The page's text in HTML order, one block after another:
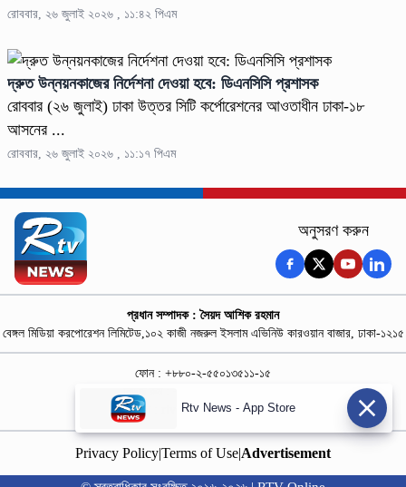
রোববার, ২৬ জুলাই ২০২৬ , ১১:৪২ পিএম
দ্রুত উন্নয়নকাজের নির্দেশনা দেওয়া হবে: ডিএনসিসি প্রশাসক
রোববার (২৬ জুলাই) ঢাকা উত্তর সিটি কর্পোরেশনের আওতাধীন ঢাকা-১৮
আসনের ...
রোববার, ২৬ জুলাই ২০২৬ , ১১:১৭ পিএম
অনুসরণ করুন
প্রধান সম্পাদক : সৈয়দ আশিক রহমান
বেঙ্গল মিডিয়া করপোরেশন লিমিটেড,১০২ কাজী নজরুল ইসলাম এভিনিউ কারওয়ান বাজার, ঢাকা-১২১৫
ফোন : +৮৮০-২-৫৫০১৩৫১১-১৫
বিজ্ঞাপন :
rtvdigitalad@gmail.com
Privacy Policy|Terms of Use|Advertisement
Rtv News - App Store